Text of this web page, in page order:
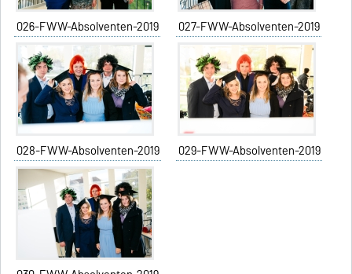
026-FWW-Absolventen-2019 027-FWW-Absolventen-2019
028-FWW-Absolventen-2019 029-FWW-Absolventen-2019